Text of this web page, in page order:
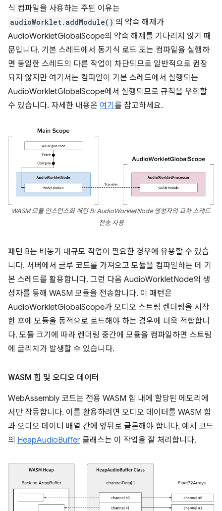
식 컴파일을 사용하는 주된 이유는
audioWorklet.addModule() 의 약속 해제가
AudioWorkletGlobalScope의 약속 해제를 기다리지 않기 때
문입니다. 기본 스레드에서 동기식 로드 또는 컴파일을 실행하
면 동일한 스레드의 다른 작업이 차단되므로 일반적으로 권장
되지 않지만 여기서는 컴파일이 기본 스레드에서 실행되는
AudioWorkletGlobalScope에서 실행되므로 규칙을 우회할
수 있습니다. 자세한 내용은 여기 를 참고하세요.
WASM 모듈 인스턴스화 패턴 B: AudioWorkletNode 생성자의 교차 스레드
전송 사용
패턴 B는 비동기 대규모 작업이 필요한 경우에 유용할 수 있습
니다. 서버에서 글루 코드를 가져오고 모듈을 컴파일하는 데 기
본 스레드를 활용합니다. 그런 다음 AudioWorkletNode의 생
성자를 통해 WASM 모듈을 전송합니다. 이 패턴은
AudioWorkletGlobalScope가 오디오 스트림 렌더링을 시작
한 후에 모듈을 동적으로 로드해야 하는 경우에 더욱 적합합니
다. 모듈 크기에 따라 렌더링 중간에 모듈을 컴파일하면 스트림
에 글리치가 발생할 수 있습니다.
WASM 힙 및 오디오 데이터
WebAssembly 코드는 전용 WASM 힙 내에 할당된 메모리에
서만 작동합니다. 이를 활용하려면 오디오 데이터를 WASM 힙
과 오디오 데이터 배열 간에 앞뒤로 클론해야 합니다. 예시 코드
의 HeapAudioBuffer 클래스는 이 작업을 잘 처리합니다.